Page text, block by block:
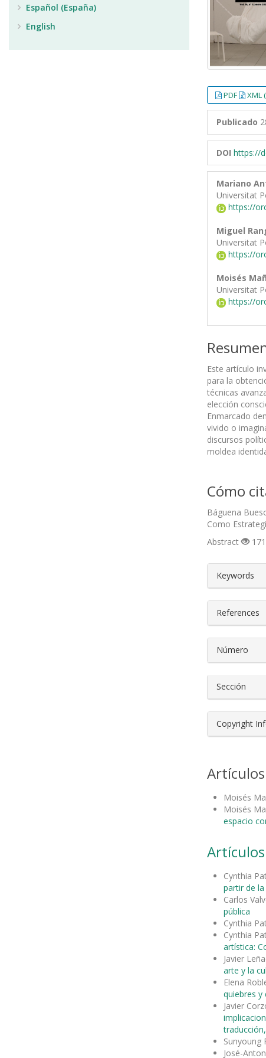
PDF XML
Publicado
DOI https://
Mariano
Universitat
https://
Miguel
Universitat
https://
Moisés
Universitat
https://
Este artículo
para la
técnicas
elección
Enmarcado
vivido o
discursos
moldea
Cómo
Báguena
Como
Abstract
Keywords
References
Número
Sección
Copyright
Moisés
Moisés
espacio
Cynthia
partir de
Carlos
pública
Cynthia
Cynthia
artística:
Javier
arte y la
Elena
quiebres y
Javier
Sunyoung
José-
Español (España)
English